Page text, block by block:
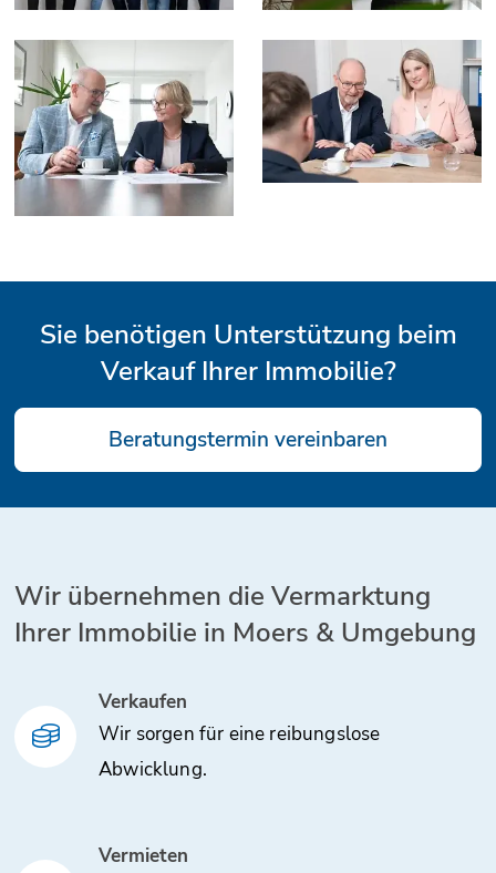
Sie benötigen Unterstützung beim
Verkauf Ihrer Immobilie?
Beratungstermin vereinbaren
Wir übernehmen die Vermarktung
Ihrer Immobilie in Moers & Umgebung
Verkaufen
Wir sorgen für eine reibungslose
Abwicklung.
Vermieten